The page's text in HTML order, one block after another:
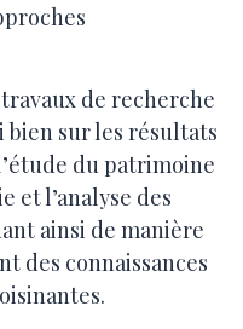
de recherche
bien sur les résultats
du patrimoine
et l’analyse des
ainsi de manière
des connaissances